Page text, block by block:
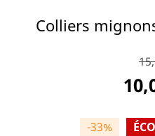
Colliers
-33%